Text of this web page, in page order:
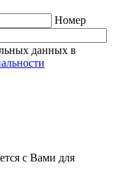
Номер
данных в
с Вами для